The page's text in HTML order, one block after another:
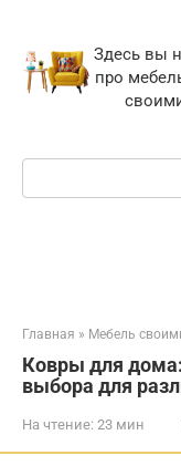
контенту
Здесь вы
про
Поиск:
Главная » Мебель
Ковры для
выбора для
На чтение: 23 мин